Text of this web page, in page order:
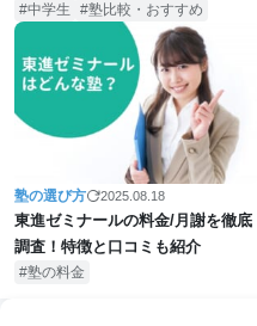
中学生 塾比較・おすすめ
塾の選び方 2025.08.18
東進ゼミナールの料金/月謝を徹底
調査！特徴と口コミも紹介
塾の料金